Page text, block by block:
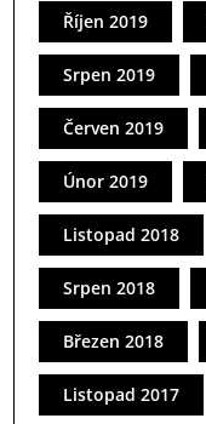
Říjen 2019
Srpen 2019
Červen 2019
Únor 2019
Listopad 2018
Srpen 2018
Březen 2018
Listopad 2017